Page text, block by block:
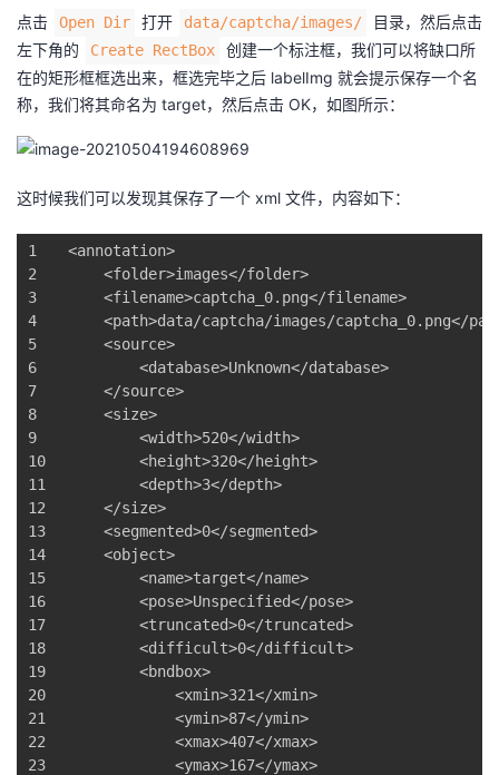
点击 Open Dir 打开 data/captcha/images/
目录，然后点击
左下角的
Create RectBox
创建一个标注框，我们可以将缺口所
在的矩形框框选出来，框选完毕之后 labelImg 就会提示保存一个名
称，我们将其命名为 target，然后点击 OK，如图所示：
这时候我们可以发现其保存了一个 xml 文件，内容如下：
1
2
3
4
5
6
7
8
9
10
11
12
13
14
15
16
17
18
19
20
21
22
23
<annotation>
<folder>images</folder>
<filename>captcha_0.png</filename>
<path>data/captcha/images/captcha_0.png</
<source>
<database>Unknown</database>
</source>
<size>
<width>520</width>
<height>320</height>
<depth>3</depth>
</size>
<segmented>0</segmented>
<object>
<name>target</name>
<pose>Unspecified</pose>
<truncated>0</truncated>
<difficult>0</difficult>
<bndbox>
<xmin>321</xmin>
<ymin>87</ymin>
<xmax>407</xmax>
<ymax>167</ymax>